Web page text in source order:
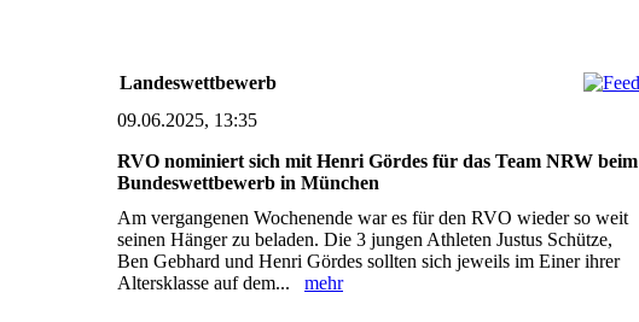
Landeswettbewerb
09.06.2025, 13:35
RVO nominiert sich mit Henri Gördes für das Team NRW beim
Bundeswettbewerb in München
Am vergangenen Wochenende war es für den RVO wieder so weit
seinen Hänger zu beladen. Die 3 jungen Athleten Justus Schütze,
Ben Gebhard und Henri Gördes sollten sich jeweils im Einer ihrer
Altersklasse auf dem... mehr